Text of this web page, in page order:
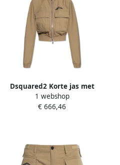
Dsquared2 Korte jas met
opstaande kraag Beige
Dames
1 webshop
€ 666,46